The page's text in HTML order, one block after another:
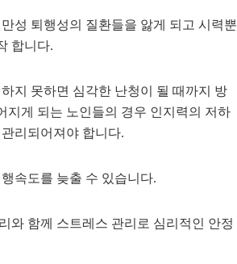
성 퇴행성의 질환들을 앓게 되고 시력뿐
합니다.
지 못하면 심각한 난청이 될 때까지 방
지게 되는 노인들의 경우 인지력의 저하
리되어져야 합니다.
속도를 늦출 수 있습니다.
와 함께 스트레스 관리로 심리적인 안정